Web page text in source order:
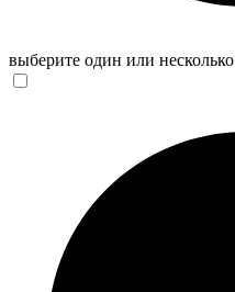
выберите один или несколько